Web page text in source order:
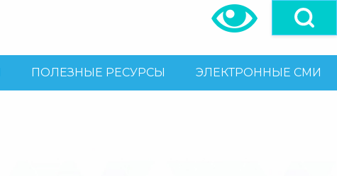
ПОЛЕЗНЫЕ РЕСУРСЫ ЭЛЕКТРОННЫЕ СМИ